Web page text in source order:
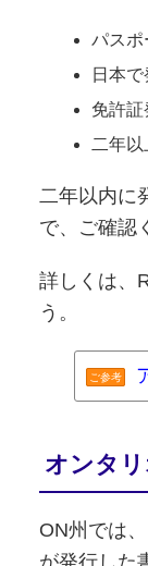
パスポ
日本
免許証
二年
二年以内に
で、ご確認
詳しくは、
う。
ご参考
オンタリ
ON州では
が発行した